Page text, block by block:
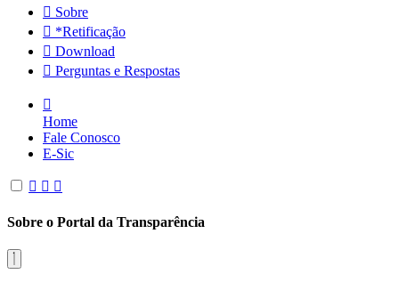
Sobre
*Retificação
Download
Perguntas e Respostas
Home
Fale Conosco
E-Sic
Sobre o Portal da Transparência